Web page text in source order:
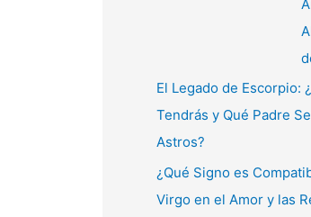
El Legado de Escorpio:
Tendrás y Qué Padre
Astros?
¿Qué Signo es
Virgo en el Amor y las